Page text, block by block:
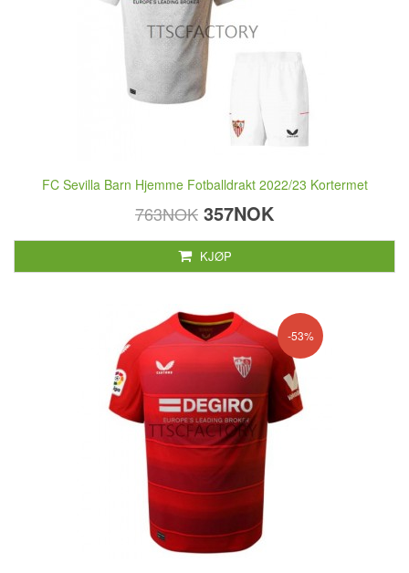
FC Sevilla Barn Hjemme Fotballdrakt 2022/23 Kortermet
763NOK 357NOK
KJØP
-53%